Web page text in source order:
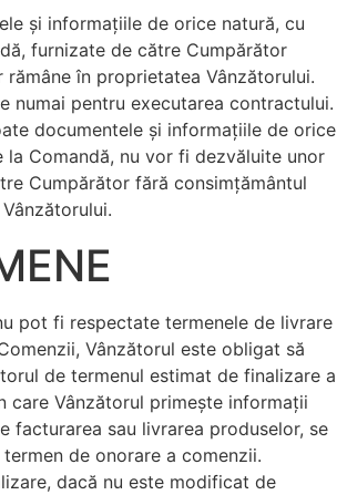
şi informaţiile de orice natură, cu
furnizate de către Cumpărător
rămâne în proprietatea Vânzătorului.
numai pentru executarea contractului.
documentele şi informaţiile de orice
la Comandă, nu vor fi dezvăluite unor
Cumpărător fără consimţământul
pot fi respectate termenele de livrare
Vânzătorul este obligat să
de termenul estimat de finalizare a
care Vânzătorul primeşte informaţii
facturarea sau livrarea produselor, se
de onorare a comenzii.
dacă nu este modificat de